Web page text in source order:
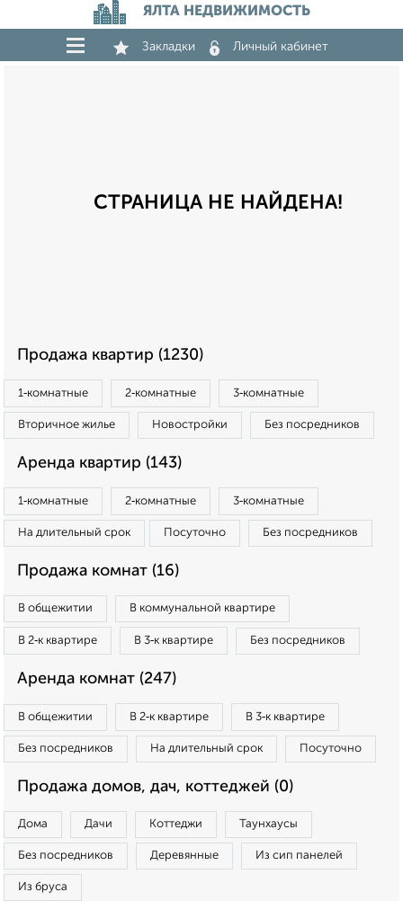
ЯЛТА НЕДВИЖИМОСТЬ
Закладки Личный кабинет
СТРАНИЦА НЕ НАЙДЕНА!
Продажа квартир (1230)
1‑комнатные 2‑комнатные 3‑комнатные
Вторичное жилье Новостройки Без посредников
Аренда квартир (143)
1‑комнатные 2‑комнатные 3‑комнатные
На длительный срок Посуточно Без посредников
Продажа комнат (16)
В общежитии В коммунальной квартире
В 2‑к квартире В 3‑к квартире Без посредников
Аренда комнат (247)
В общежитии В 2‑к квартире В 3‑к квартире
Без посредников На длительный срок Посуточно
Продажа домов, дач, коттеджей (0)
Дома Дачи Коттеджи Таунхаусы
Без посредников Деревянные Из сип панелей
Из бруса